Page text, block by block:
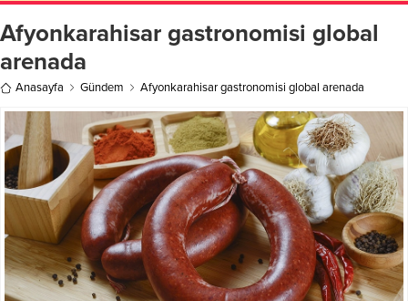
Afyonkarahisar gastronomisi global
arenada
Anasayfa Gündem Afyonkarahisar gastronomisi global arenada